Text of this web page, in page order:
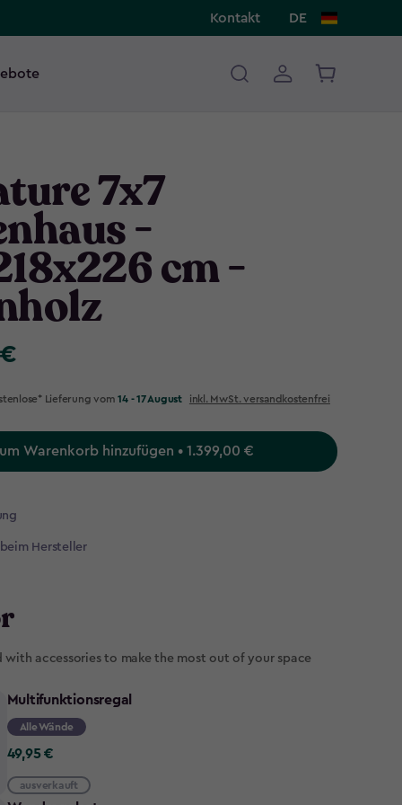
Kontakt DE
7x7
-
cm -
Lieferung vom14 - 17 August inkl. MwSt. versandkostenfrei
Warenkorb hinzufügen • 1.399,00 €
Hersteller
with accessories to make the most out of your space
Multifunktionsregal
Alle Wände
49,95
€
49,95 €
ausverkauft